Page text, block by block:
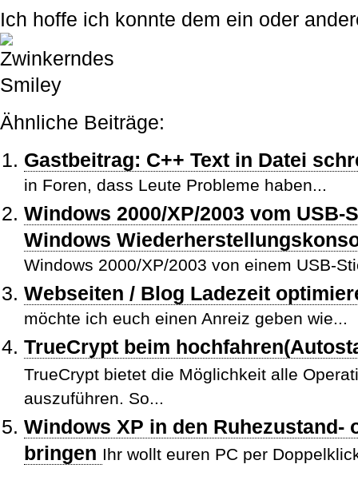
Ich hoffe ich konnte dem ein oder
Ähnliche Beiträge:
Gastbeitrag: C++ Text in Datei
in Foren, dass Leute Probleme haben...
Windows 2000/XP/2003 vom
Windows
Windows 2000/XP/2003 von einem USB-
Webseiten / Blog Ladezeit
möchte ich euch einen Anreiz geben wie...
TrueCrypt beim
TrueCrypt bietet die Möglichkeit alle
auszuführen. So...
Windows XP in den Ruhezustand-
bringen Ihr wollt euren PC per